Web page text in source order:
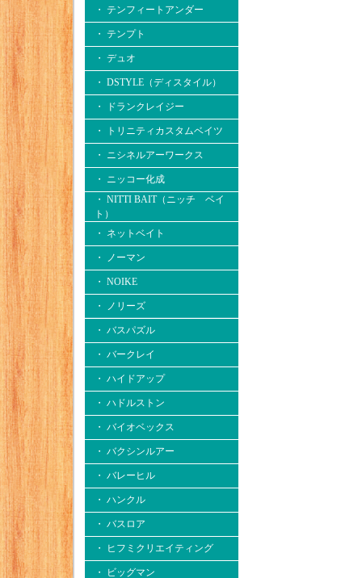
・ テンフィートアンダー
・ テンプト
・ デュオ
・ DSTYLE（ディスタイル）
・ ドランクレイジー
・ トリニティカスタムベイツ
・ ニシネルアーワークス
・ ニッコー化成
・ NITTI BAIT（ニッチ ベイ
ト）
・ ネットベイト
・ ノーマン
・ NOIKE
・ ノリーズ
・ バスパズル
・ バークレイ
・ ハイドアップ
・ ハドルストン
・ バイオベックス
・ バクシンルアー
・ バレーヒル
・ ハンクル
・ バスロア
・ ヒフミクリエイティング
・ ビッグマン